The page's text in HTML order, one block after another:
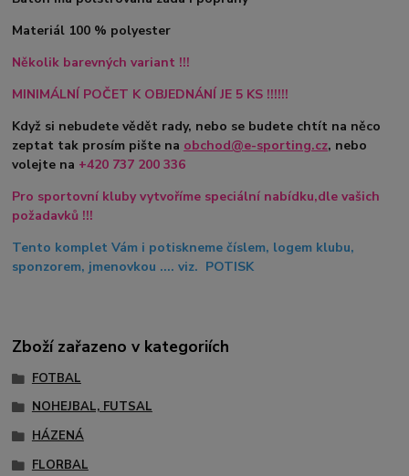
Materiál 100 % polyester
Několik barevných variant !!!
MINIMÁLNÍ POČET K OBJEDNÁNÍ JE 5 KS !!!!!!
Když si nebudete vědět rady, nebo se budete chtít na něco
zeptat tak prosím pište na obchod@e-sporting.cz, nebo
volejte na +420 737 200 336
Pro sportovní kluby vytvoříme speciální nabídku,dle vašich
požadavků !!!
Tento komplet Vám i potiskneme číslem, logem klubu,
sponzorem, jmenovkou .... viz. POTISK
Zboží zařazeno v kategoriích
FOTBAL
NOHEJBAL, FUTSAL
HÁZENÁ
FLORBAL